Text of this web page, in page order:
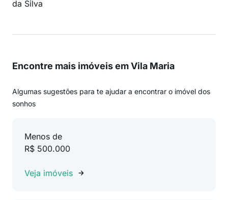
da Silva
Encontre mais imóveis em Vila Maria
Algumas sugestões para te ajudar a encontrar o imóvel dos
sonhos
Menos de
R$ 500.000
Veja imóveis